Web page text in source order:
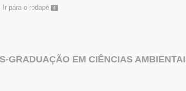
Ir para o rodapé 4
GRADUAÇÃO EM CIÊNCIAS